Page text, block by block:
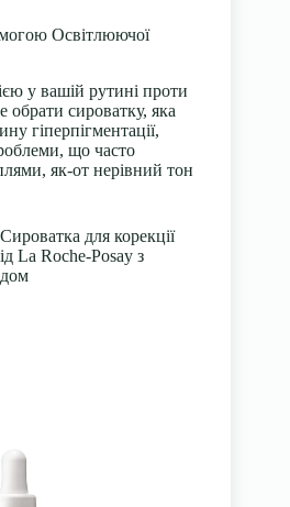
Освітлюючої
у вашій рутині проти
сироватку, яка
гіперпігментації,
що часто
як-от нерівний тон
для корекції
La Roche-Posay з